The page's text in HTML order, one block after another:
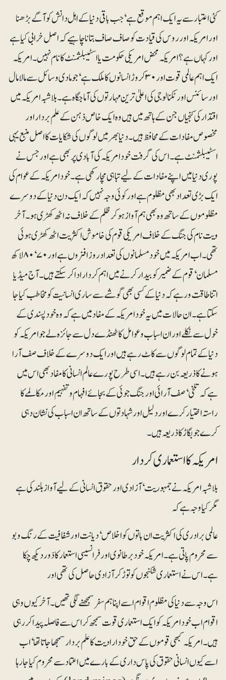
کئی اعتبار سے یہ ایک اہم موقع ہے‘ جب باقی دنیا کے اہل دانش کو آگے بڑھنا
اور امریکہ اور روس کی قیادت کو صاف صاف بتانا چاہیے کہ اصل خرابی کیا ہے
اور کہاں ہے؟ امریکہ محض امریکی حکومت یا اسٹیبلشمنٹ کا نام نہیں۔ امریکہ
ایک اہم عالمی قوت اور ۳۰ کروڑ انسانوں کا ملک ہے‘ جو مادی وسائل سے مالا مال
اور سائنس اور ٹکنالوجی کی اعلیٰ ترین مہارتوں کی آماجگاہ ہے۔ بلاشبہ امریکہ میں
اقتدار کی کنجیاں جن کے ہاتھ میں ہیں وہ ایک خاص ذہن کے علم بردار اور
مخصوص مفادات کے محافظ ہیں۔ دنیا بھر میں لوگوں کی شکایات کا اصل منبع یہی
اسٹیبلشمنٹ ہے ۔اس کی گرفت خود امریکہ کی آبادی پر بھی ہے اور جس نے
پوری دنیا میں اپنے مفادات کے لیے تباہی مچا رکھی ہے۔ خود امریکہ کے عوام کی
ایک بڑی تعداد بھی مظلوم ہے اور کوئی وجہ نہیں کہ ایک دن دنیا کے دوسرے
مظلوموں کے ساتھ وہ بھی ہم آواز ہو کر ظلم کے خلاف نہ اٹھ کھڑی ہو۔ آخر
ویت نام کی جنگ کے خلاف امریکی قوم کی خاموش اکثریت اٹھ کھڑی ہوئی
تھی۔اب امریکہ میں خود مسلمانوں کی تعداد روز افزوں ہے اور ۷۰‘۰ ۸لاکھ
مسلمان‘ قوم کے ضمیر کو بیدار کرنے میں اہم کردار ادا کر سکتے ہیں۔ آج میڈیا
اتنا طاقت ور ہے کہ دنیا کے کسی بھی گوشے سے ساری انسانیت کو مخاطب کیا جا
سکتا ہے۔ ان حالات میں یہ خود امریکہ کے مفاد میں ہے کہ وہ خود پسندی کے
خول سے نکلے اور ان اسباب و عوامل کا ٹھنڈے دل سے جائزہ لے جو امریکہ کو
دنیا کے تمام لوگوں سے کاٹ رہے ہیں اور ایک دوسرے کے خلاف صف آرا
ہونے کا ذریعہ بن رہے ہیں۔ اسی طرح پورے عالم انسانی کا مفاد بھی اس میں
ہے کہ تلخی‘ صف آرائی اور جنگ جوئی کے بجائے افہام و تفہیم اور مکالمے کا
راستہ اختیار کرے اور دلیل اور شہادتوں کے ساتھ ان اسباب کی نشان دہی
کرے جو بگاڑ کا ذریعہ ہیں۔
امریکہ کا استعماری کردار
بلاشبہ امریکہ نے جمہوریت‘ آزاد ی اور حقوق انسانی کے لیے آواز بلند کی ہے
مگر کیا وجہ ہے کہ
عالمی برادری کی اکثریت ان باتوں کو اخلاص‘ دیانت اور شفافیت کے رنگ و بو
سے محروم پاتی ہے۔ امریکہ خود برطانوی اور فرانسیسی استعمار کا دَور دیکھ چکا
ہے۔اس نے استعماری شکنجوں کو توڑ کر آزادی حاصل کی تھی اور
اس وجہ سے دنیا کی مظلوم اقوام اسے اپنا ہم سفر سمجھنے لگی تھیں۔ آخر کیوں وہی
اقوام اب خود امریکہ کو ایک استعماری قوت سمجھ کر اس سے فاصلہ پیدا کر رہی
ہیں۔ امریکہ کبھی قوموں کے حق خود ارادیت کا علم بردار سمجھا جاتا تھا‘ اب
اسے کیوں انسانی حقوق کی پاس داری کے بارے میں اعتماد سے محروم کیا جا رہا